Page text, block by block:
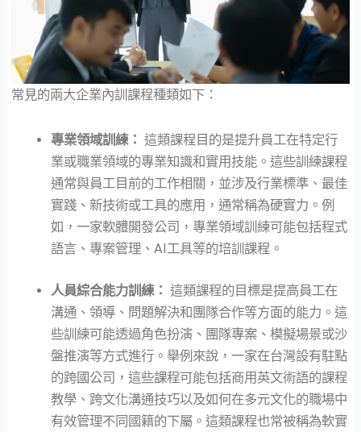
常見的兩大企業內訓課程種類如下：
專業領域訓練： 這類課程目的是提升員工在特定行
業或職業領域的專業知識和實用技能。這些訓練課程
通常與員工目前的工作相關，並涉及行業標準、最佳
實踐、新技術或工具的應用，通常稱為硬實力。例
如，一家軟體開發公司，專業領域訓練可能包括程式
語言、專案管理、AI工具等的培訓課程。
人員綜合能力訓練： 這類課程的目標是提高員工在
溝通、領導、問題解決和團隊合作等方面的能力。這
些訓練可能透過角色扮演、團隊專案、模擬場景或沙
盤推演等方式進行。舉例來說，一家在台灣設有駐點
的跨國公司，這些課程可能包括商用英文術語的課程
教學、跨文化溝通技巧以及如何在多元文化的職場中
有效管理不同國籍的下屬。這類課程也常被稱為軟實